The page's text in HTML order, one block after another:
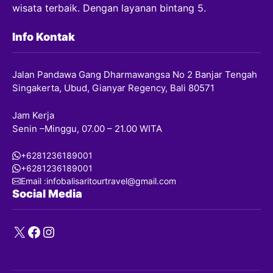
wisata terbaik. Dengan layanan bintang 5.
Info Kontak
Jalan Pandawa Gang Dharmawangsa No 2 Banjar Tengah
Singakerta, Ubud, Gianyar Regency, Bali 80571
Jam Kerja
Senin –Minggu, 07.00 – 21.00 WITA
+6281236189001
+6281236189001
Email :infobalisaritourtravel@gmail.com
Social Media
X Facebook
Instagram